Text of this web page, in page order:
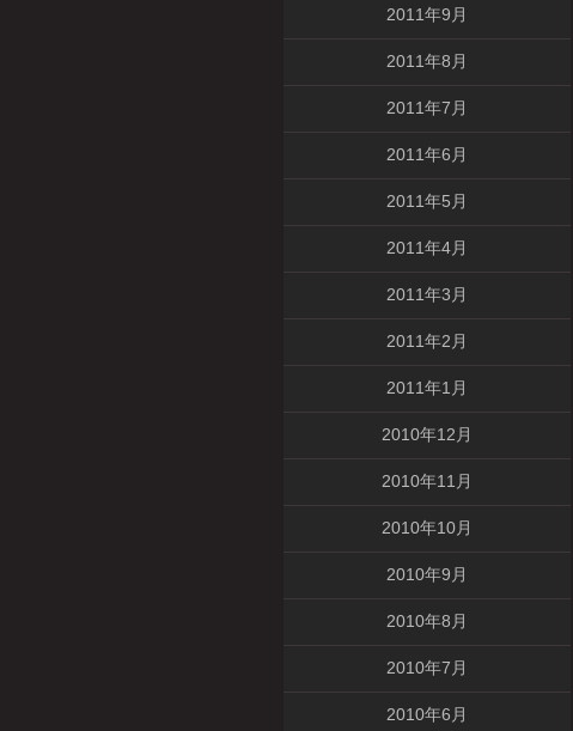
2011年9月
2011年8月
2011年7月
2011年6月
2011年5月
2011年4月
2011年3月
2011年2月
2011年1月
2010年12月
2010年11月
2010年10月
2010年9月
2010年8月
2010年7月
2010年6月